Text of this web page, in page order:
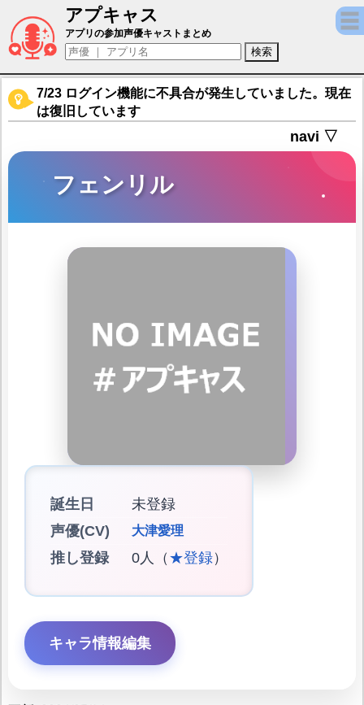
アプキャス
フェンリル（声優：大津愛理)【アウタープ
アプリの参加声優キャストまとめ
7/23 ログイン機能に不具合が発生していました。現在
は復旧しています
navi ▽
フェンリル
誕生日
未登録
声優(CV)
大津愛理
推し登録 0人（ ★登録）
キャラ情報編集